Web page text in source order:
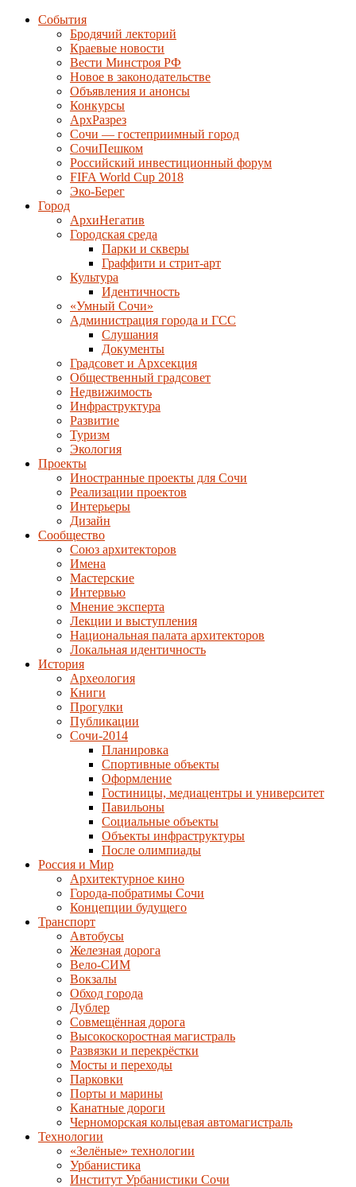
События
Бродячий лекторий
Краевые новости
Вести Минстроя РФ
Новое в законодательстве
Объявления и анонсы
Конкурсы
АрхРазрез
Сочи — гостеприимный город
СочиПешком
Российский инвестиционный форум
FIFA World Cup 2018
Эко-Берег
Город
АрхиНегатив
Городская среда
Парки и скверы
Граффити и стрит-арт
Культура
Идентичность
«Умный Сочи»
Администрация города и ГСС
Слушания
Документы
Градсовет и Архсекция
Общественный градсовет
Недвижимость
Инфраструктура
Развитие
Туризм
Экология
Проекты
Иностранные проекты для Сочи
Реализации проектов
Интерьеры
Дизайн
Сообщество
Союз архитекторов
Имена
Мастерские
Интервью
Мнение эксперта
Лекции и выступления
Национальная палата архитекторов
Локальная идентичность
История
Археология
Книги
Прогулки
Публикации
Сочи-2014
Планировка
Спортивные объекты
Оформление
Гостиницы, медиацентры и университет
Павильоны
Социальные объекты
Объекты инфраструктуры
После олимпиады
Россия и Мир
Архитектурное кино
Города-побратимы Сочи
Концепции будущего
Транспорт
Автобусы
Железная дорога
Вело-СИМ
Вокзалы
Обход города
Дублер
Совмещённая дорога
Высокоскоростная магистраль
Развязки и перекрёстки
Мосты и переходы
Парковки
Порты и марины
Канатные дороги
Черноморская кольцевая автомагистраль
Технологии
«Зелёные» технологии
Урбанистика
Институт Урбанистики Сочи